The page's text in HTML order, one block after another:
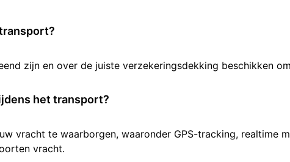
zijn en over de juiste verzekeringsdekking beschikken
het transport?
vracht te waarborgen, waaronder GPS-tracking, realtime
vracht.